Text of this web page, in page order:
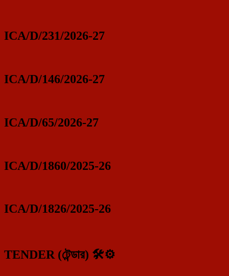
ICA/D/231/2026-27
ICA/D/146/2026-27
ICA/D/65/2026-27
ICA/D/1860/2025-26
ICA/D/1826/2025-26
TENDER (টেন্ডার) 🛠️⚙️